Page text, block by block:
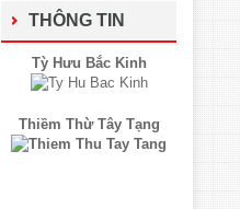
THÔNG TIN
Tỳ Hưu Bắc Kinh
Thiềm Thừ Tây Tạng